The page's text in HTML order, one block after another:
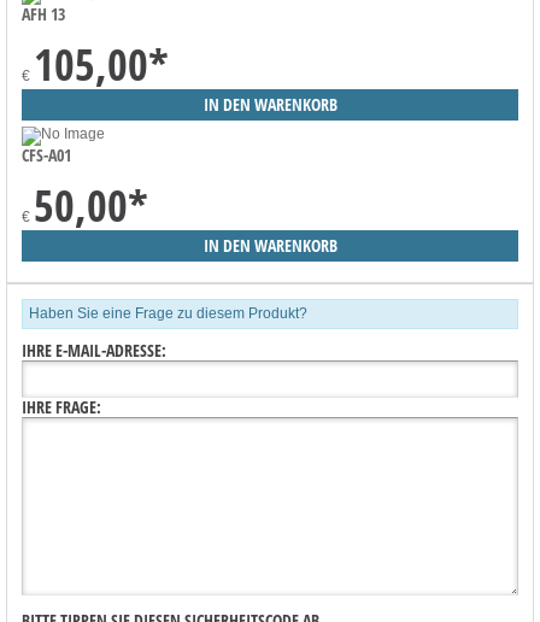
AFH 13
€ 105,00*
CFS-A01
€ 50,00*
Haben Sie eine Frage zu diesem Produkt?
IHRE E-MAIL-ADRESSE:
IHRE FRAGE: